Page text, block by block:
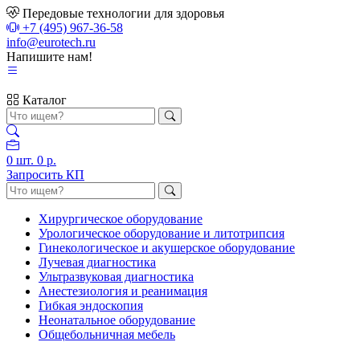
Передовые технологии для здоровья
+7 (495) 967-36-58
info@eurotech.ru
Напишите нам!
Каталог
0 шт. 0 р.
Запросить КП
Хирургическое оборудование
Урологическое оборудование и литотрипсия
Гинекологическое и акушерское оборудование
Лучевая диагностика
Ультразвуковая диагностика
Анестезиология и реанимация
Гибкая эндоскопия
Неонатальное оборудование
Общебольничная мебель